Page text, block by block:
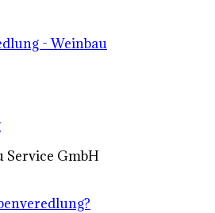
- Weinbau
Service GmbH